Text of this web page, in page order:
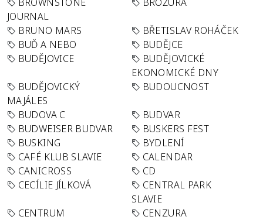
JOURNAL
BRUNO MARS
BŘETISLAV ROHÁČEK
BUĎ A NEBO
BUDĚJCE
BUDĚJOVICE
BUDĚJOVICKÉ
EKONOMICKÉ DNY
BUDĚJOVICKÝ
MAJÁLES
BUDOUCNOST
BUDOVA C
BUDVAR
BUDWEISER BUDVAR
BUSKERS FEST
BUSKING
BYDLENÍ
CAFÉ KLUB SLAVIE
CALENDAR
CANICROSS
CD
CECÍLIE JÍLKOVÁ
CENTRAL PARK
SLAVIE
CENTRUM
CENZURA